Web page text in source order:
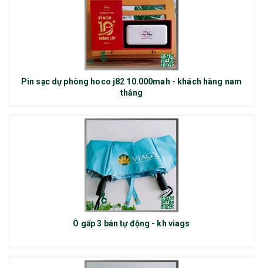
Pin sạc dự phòng hoco j82 10.000mah - khách hàng nam
thắng
Ô gấp 3 bán tự động - kh viags